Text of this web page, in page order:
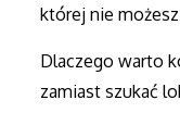
której nie
Dlaczego warto
zamiast szukać